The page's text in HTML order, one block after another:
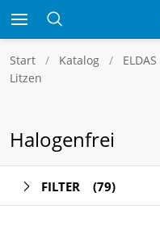
Start Katalog ELDAS
Litzen
Halogenfrei
FILTER (79)